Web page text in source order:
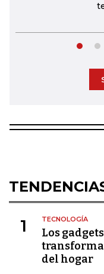
1 TECNOLOGÍA
Los
del hogar